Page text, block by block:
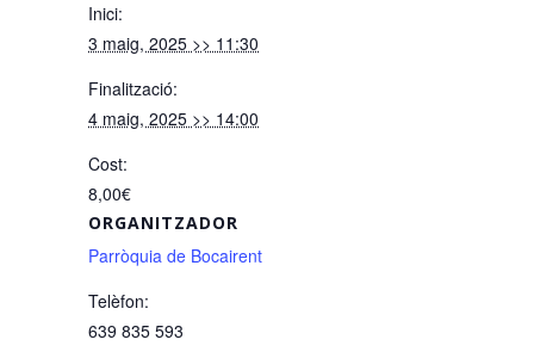
Inici:
3 maig, 2025 >> 11:30
Finalització:
4 maig, 2025 >> 14:00
Cost:
8,00€
ORGANITZADOR
Parròquia de Bocairent
Telèfon:
639 835 593